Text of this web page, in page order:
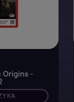
Origins -